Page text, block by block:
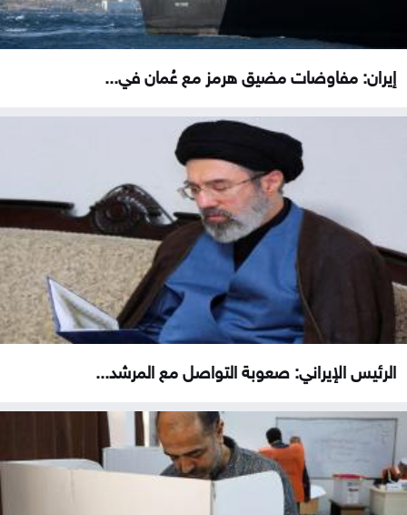
إيران: مفاوضات مضيق هرمز مع عُمان في...
الرئيس الإيراني: صعوبة التواصل مع المرشد...